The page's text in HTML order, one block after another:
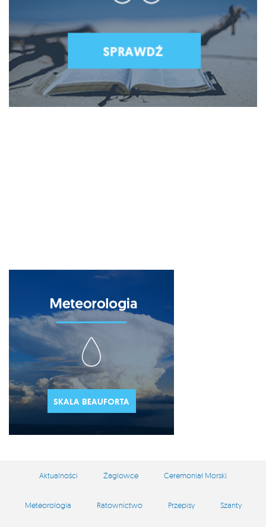
Aktualności Żaglowce Ceremoniał Morski
Meteorologia Ratownictwo Przepisy Szanty